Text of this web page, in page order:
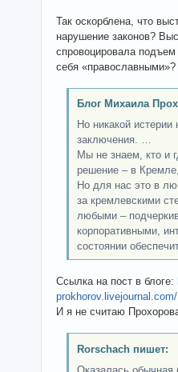
Так оскорблена, что
нарушение законов?
спровоцировала
себя «православными»?
Блог Михаила
Но никакой
заключения. …
Мы не знаем, кто и
решение – в
Но для нас это в
за кремлевскими
любыми –
корпоративными,
состоянии
Ссылка на пост в блоге:
И я не считаю
Rorschach пишет: